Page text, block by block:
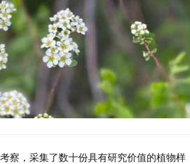
察，采集了数十份具有研究价值的植物样